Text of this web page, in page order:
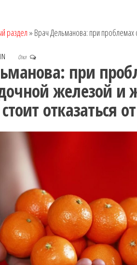
раздел » Врач Дельманова: при проблемах
Откл
при
железой
отказаться